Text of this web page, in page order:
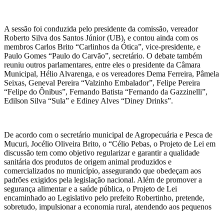
A sessão foi conduzida pelo presidente da comissão, vereador
Roberto Silva dos Santos Júnior (UB), e contou ainda com os
membros Carlos Brito “Carlinhos da Ótica”, vice-presidente, e
Paulo Gomes “Paulo do Carvão”, secretário. O debate também
reuniu outros parlamentares, entre eles o presidente da Câmara
Municipal, Hélio Alvarenga, e os vereadores Dema Ferreira, Pâmela
Seixas, Geneval Pereira “Valzinho Embalador”, Felipe Pereira
“Felipe do Ônibus”, Fernando Batista “Fernando da Gazzinelli”,
Edilson Silva “Sula” e Ediney Alves “Diney Drinks”.
De acordo com o secretário municipal de Agropecuária e Pesca de
Mucuri, Jocélio Oliveira Brito, o “Célio Pebas, o Projeto de Lei em
discussão tem como objetivo regularizar e garantir a qualidade
sanitária dos produtos de origem animal produzidos e
comercializados no município, assegurando que obedeçam aos
padrões exigidos pela legislação nacional. Além de promover a
segurança alimentar e a saúde pública, o Projeto de Lei
encaminhado ao Legislativo pelo prefeito Robertinho, pretende,
sobretudo, impulsionar a economia rural, atendendo aos pequenos